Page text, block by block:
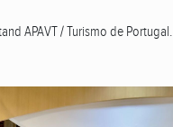
APAVT / Turismo de Portugal.